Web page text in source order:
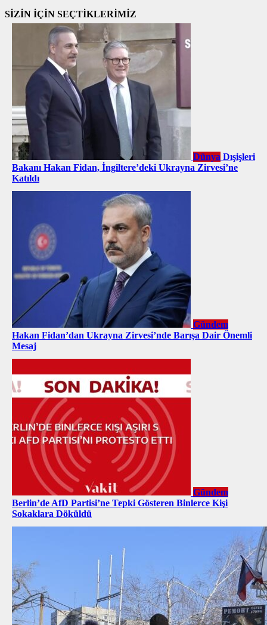
SİZİN İÇİN SEÇTİKLERİMİZ
Dünya Dışişleri
Bakanı Hakan Fidan, İngiltere’deki Ukrayna Zirvesi’ne
Katıldı
Gündem
Hakan Fidan’dan Ukrayna Zirvesi’nde Barışa Dair Önemli
Mesaj
Gündem
Berlin’de AfD Partisi’ne Tepki Gösteren Binlerce Kişi
Sokaklara Döküldü